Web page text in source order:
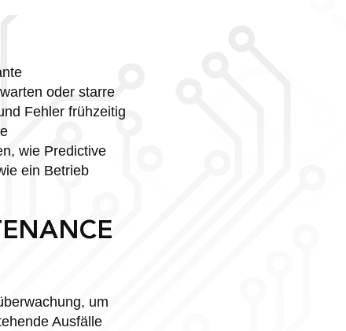
oder starre
Fehler frühzeitig
wie Predictive
ein Betrieb
um
Ausfälle